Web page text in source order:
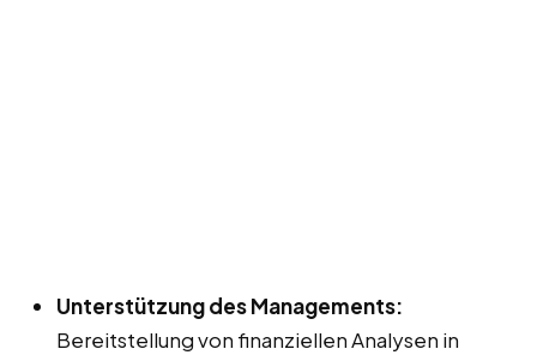
Unterstützung des Managements:
Bereitstellung von finanziellen Analysen in